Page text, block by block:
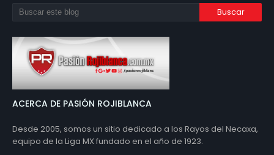
ACERCA DE PASIÓN ROJIBLANCA
Desde 2005, somos un sitio dedicado a los Rayos del Necaxa,
equipo de la Liga MX fundado en el año de 1923.